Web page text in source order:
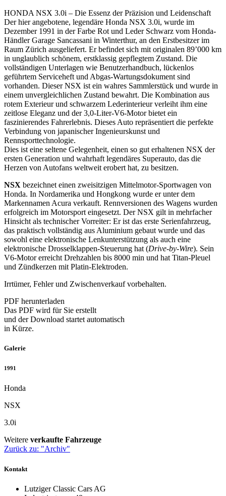
HONDA NSX 3.0i – Die Essenz der Präzision und Leidenschaft
Der hier angebotene, legendäre Honda NSX 3.0i, wurde im
Dezember 1991 in der Farbe Rot und Leder Schwarz vom Honda-
Händler Garage Sancassani in Winterthur, an den Erstbesitzer im
Raum Zürich ausgeliefert. Er befindet sich mit originalen 89’000 km
in unglaublich schönem, erstklassig gepflegtem Zustand. Die
vollständigen Unterlagen wie Benutzerhandbuch, lückenlos
geführtem Serviceheft und Abgas-Wartungsdokument sind
vorhanden. Dieser NSX ist ein wahres Sammlerstück und wurde in
einem unvergleichlichen Zustand bewahrt. Die Kombination aus
rotem Exterieur und schwarzem Lederinterieur verleiht ihm eine
zeitlose Eleganz und der 3,0-Liter-V6-Motor bietet ein
faszinierendes Fahrerlebnis. Dieses Auto repräsentiert die perfekte
Verbindung von japanischer Ingenieurskunst und
Rennsporttechnologie.
Dies ist eine seltene Gelegenheit, einen so gut erhaltenen NSX der
ersten Generation und wahrhaft legendäres Superauto, das die
Herzen von Autofans weltweit erobert hat, zu besitzen.
NSX bezeichnet einen zweisitzigen Mittelmotor-Sportwagen von
Honda. In Nordamerika und Hongkong wurde er unter dem
Markennamen Acura verkauft. Rennversionen des Wagens wurden
erfolgreich im Motorsport eingesetzt. Der NSX gilt in mehrfacher
Hinsicht als technischer Vorreiter: Er ist das erste Serienfahrzeug,
das praktisch vollständig aus Aluminium gebaut wurde und das
sowohl eine elektronische Lenkunterstützung als auch eine
elektronische Drosselklappen-Steuerung hat (Drive-by-Wire). Sein
V6-Motor erreicht Drehzahlen bis 8000 min und hat Titan-Pleuel
und Zündkerzen mit Platin-Elektroden.
Irrtümer, Fehler und Zwischenverkauf vorbehalten.
PDF herunterladen
Das PDF wird für Sie erstellt
und der Download startet automatisch
in Kürze.
Galerie
1991
Honda
NSX
3.0i
Weitere verkaufte Fahrzeuge
Zurück zu: "Archiv"
Kontakt
Lutziger Classic Cars AG